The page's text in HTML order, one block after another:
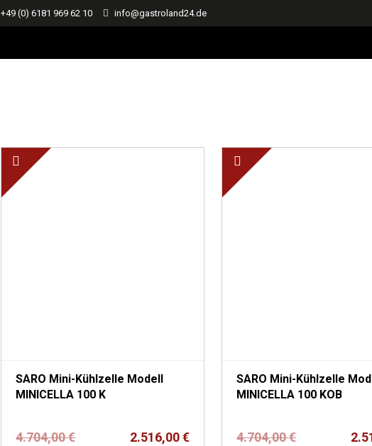
+49 (0) 6181 969 62 10 info@gastroland24.de
SARO Mini-Kühlzelle Modell
MINICELLA 100 K
4.704,00€Ursprünglicher
2.516,00€
Aktueller
SARO Mini-Kühlzelle Modell
MINICELLA 100 KOB
4.704,00€Aktueller